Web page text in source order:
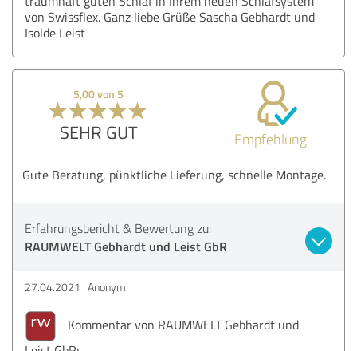
von Swissflex. Ganz liebe Grüße Sascha Gebhardt und
Isolde Leist
5,00 von 5
SEHR GUT Empfehlung
Gute Beratung, pünktliche Lieferung, schnelle Montage.
Erfahrungsbericht & Bewertung zu:
RAUMWELT Gebhardt und Leist GbR
27.04.2021 Anonym
Kommentar von RAUMWELT Gebhardt und